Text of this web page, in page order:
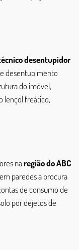
desentupidor
desentupimento
do imóvel,
lençol freático,
naregião do ABC
paredes a procura
de consumo de
por dejetos de